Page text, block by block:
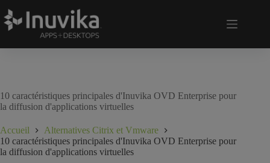
10 caractéristiques principales d'Inuvika OVD Enterprise pour
la diffusion d'applications virtuelles
Accueil
Alternatives Citrix et Vmware
10 caractéristiques principales d'Inuvika OVD Enterprise pour
la diffusion d'applications virtuelles